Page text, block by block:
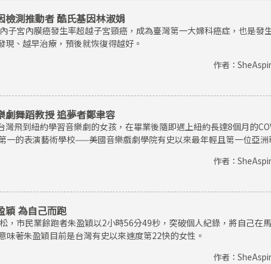
檢測推動者 酷氏基因林淑娟
子宮內膜癌發生率超越子宮頸癌，成為臺灣第一大婦科癌症，也是發
現、越早治療，預後就恢復得越好。
作者：
劇舞蹈教授 追夢者鄭聿容
灣飛到紐約學習音樂劇的女孩，在畢業後隨即遇上紐約長達8個月的
一的表演藝術學校——美國音樂戲劇學院有史以來最年輕且第一位亞洲
作者：
穎 為自己而跑
，市民業餘跑者朱盈穎以2小時56分49秒，突破個人紀錄，將自己在
味著朱盈穎目前是台灣有史以來速度第22快的女性。
作者：